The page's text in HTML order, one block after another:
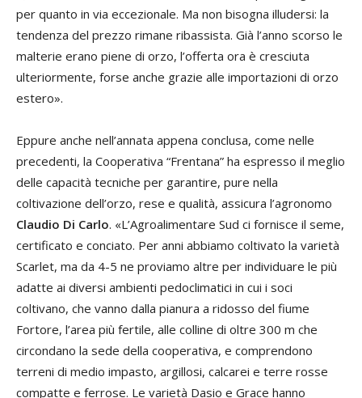
per quanto in via eccezionale. Ma non bisogna illudersi: la
tendenza del prezzo rimane ribassista. Già l’anno scorso le
malterie erano piene di orzo, l’offerta ora è cresciuta
ulteriormente, forse anche grazie alle importazioni di orzo
estero».
Eppure anche nell’annata appena conclusa, come nelle
precedenti, la Cooperativa “Frentana” ha espresso il meglio
delle capacità tecniche per garantire, pure nella
coltivazione dell’orzo, rese e qualità, assicura l’agronomo
Claudio Di Carlo. «L’Agroalimentare Sud ci fornisce il seme,
certificato e conciato. Per anni abbiamo coltivato la varietà
Scarlet, ma da 4-5 ne proviamo altre per individuare le più
adatte ai diversi ambienti pedoclimatici in cui i soci
coltivano, che vanno dalla pianura a ridosso del fiume
Fortore, l’area più fertile, alle colline di oltre 300 m che
circondano la sede della cooperativa, e comprendono
terreni di medio impasto, argillosi, calcarei e terre rosse
compatte e ferrose. Le varietà Dasio e Grace hanno